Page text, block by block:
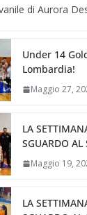
di Aurora
Under 14
Lombardia!
Maggio 27,
LA
SGUARDO AL
Maggio 19,
LA